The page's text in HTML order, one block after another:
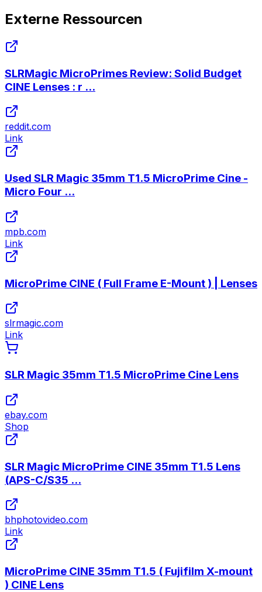
Externe Ressourcen
SLRMagic MicroPrimes Review: Solid Budget
CINE Lenses : r ...
reddit.com
Link
Used SLR Magic 35mm T1.5 MicroPrime Cine -
Micro Four ...
mpb.com
Link
MicroPrime CINE ( Full Frame E-Mount ) | Lenses
slrmagic.com
Link
SLR Magic 35mm T1.5 MicroPrime Cine Lens
ebay.com
Shop
SLR Magic MicroPrime CINE 35mm T1.5 Lens
(APS-C/S35 ...
bhphotovideo.com
Link
MicroPrime CINE 35mm T1.5 ( Fujifilm X-mount
) CINE Lens